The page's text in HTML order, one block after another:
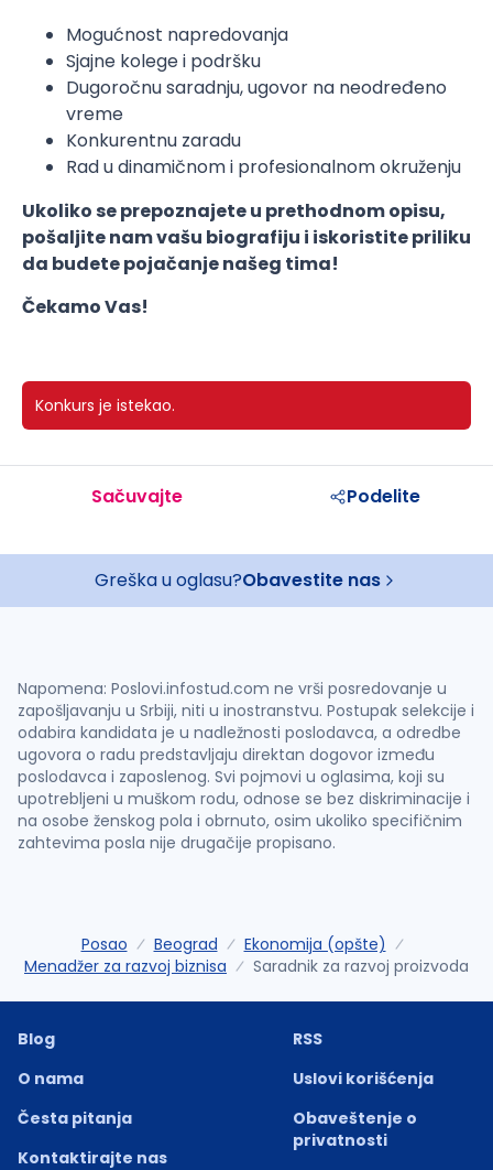
Mogućnost napredovanja
Sjajne kolege i podršku
Dugoročnu saradnju, ugovor na neodređeno
vreme
Konkurentnu zaradu
Rad u dinamičnom i profesionalnom okruženju
Ukoliko se prepoznajete u prethodnom opisu,
pošaljite nam vašu biografiju i iskoristite priliku
da budete pojačanje našeg tima!
Čekamo Vas!
Konkurs je istekao.
Sačuvajte Podelite
Greška u oglasu?Obavestite nas
Napomena: Poslovi.infostud.com ne vrši posredovanje u
zapošljavanju u Srbiji, niti u inostranstvu. Postupak selekcije i
odabira kandidata je u nadležnosti poslodavca, a odredbe
ugovora o radu predstavljaju direktan dogovor između
poslodavca i zaposlenog. Svi pojmovi u oglasima, koji su
upotrebljeni u muškom rodu, odnose se bez diskriminacije i
na osobe ženskog pola i obrnuto, osim ukoliko specifičnim
zahtevima posla nije drugačije propisano.
Posao Beograd
Ekonomija (opšte)
Menadžer za razvoj biznisa
Saradnik za razvoj proizvoda
Blog
O nama
Česta pitanja
Kontaktirajte nas
RSS
Uslovi korišćenja
Obaveštenje o
privatnosti